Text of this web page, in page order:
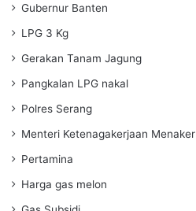
Gubernur Banten
LPG 3 Kg
Gerakan Tanam Jagung
Pangkalan LPG nakal
Polres Serang
Menteri Ketenagakerjaan Menaker
Pertamina
Harga gas melon